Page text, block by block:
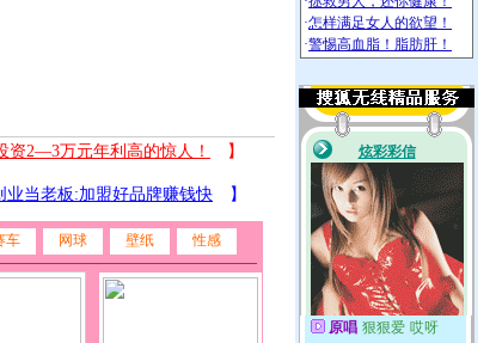
车 网球 壁纸 性感